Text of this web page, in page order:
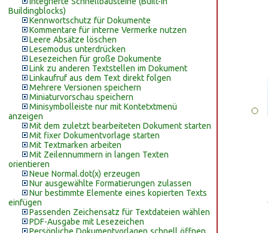
Buildingblocks)
Kennwortschutz für Dokumente
Kommentare für interne Vermerke nutzen
Leere Absätze löschen
Lesemodus unterdrücken
Lesezeichen für große Dokumente
Link zu anderen Textstellen im Dokument
Linkaufruf aus dem Text direkt folgen
Mehrere Versionen speichern
Miniaturvorschau speichern
Minisymbolleiste nur mit Kontetxtmenü
anzeigen
Mit dem zuletzt bearbeiteten Dokument starten
Mit fixer Dokumentvorlage starten
Mit Textmarken arbeiten
Mit Zeilennummern in langen Texten
orientieren
Neue Normal.dot(x) erzeugen
Nur ausgewählte Formatierungen zulassen
Nur bestimmte Elemente eines kopierten Texts
einfügen
Passenden Zeichensatz für Textdateien wählen
PDF-Ausgabe mit Lesezeichen